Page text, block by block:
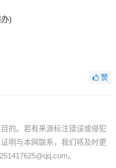
)
赞
的。若有来源标注错误或侵犯
明与本网联系，我们将及时更
。